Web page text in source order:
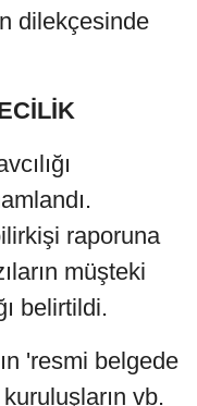
dilekçesinde
raporuna
müşteki
belirtildi.
'resmi belgede
vb.